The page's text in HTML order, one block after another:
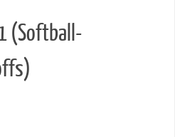
(Softball-